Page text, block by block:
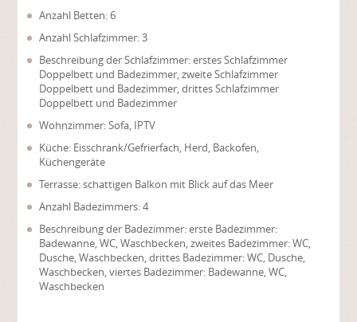
Anzahl Betten: 6
Anzahl Schlafzimmer: 3
Beschreibung der Schlafzimmer: erstes Schlafzimmer
Doppelbett und Badezimmer, zweite Schlafzimmer
Doppelbett und Badezimmer, drittes Schlafzimmer
Doppelbett und Badezimmer
Wohnzimmer: Sofa, IPTV
Küche: Eisschrank/Gefrierfach, Herd, Backofen,
Küchengeräte
Terrasse: schattigen Balkon mit Blick auf das Meer
Anzahl Badezimmers: 4
Beschreibung der Badezimmer: erste Badezimmer:
Badewanne, WC, Waschbecken, zweites Badezimmer: WC,
Dusche, Waschbecken, drittes Badezimmer: WC, Dusche,
Waschbecken, viertes Badezimmer: Badewanne, WC,
Waschbecken